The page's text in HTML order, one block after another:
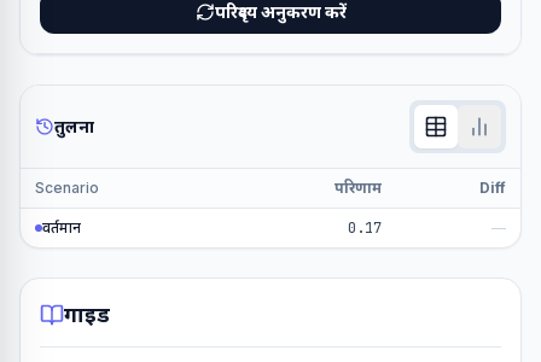
परिदृश्य अनुकरण करें
तुलना
Scenario परिणाम Diff
वर्तमान 0.17 —
गाइड